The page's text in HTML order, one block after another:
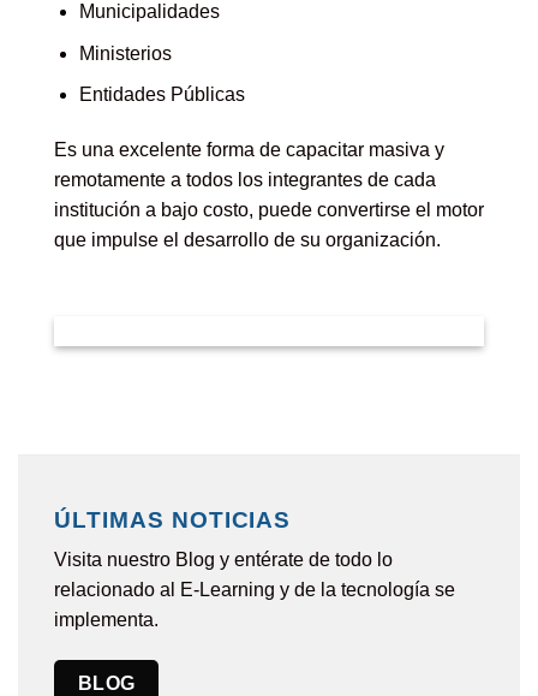
Municipalidades
Ministerios
Entidades Públicas
Es una excelente forma de capacitar masiva y
remotamente a todos los integrantes de cada
institución a bajo costo, puede convertirse el motor
que impulse el desarrollo de su organización.
ÚLTIMAS NOTICIAS
Visita nuestro Blog y entérate de todo lo
relacionado al E-Learning y de la tecnología se
implementa.
BLOG